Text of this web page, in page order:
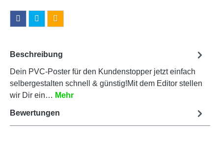
Beschreibung
Dein PVC-Poster für den Kundenstopper jetzt einfach
selbergestalten schnell & günstig!Mit dem Editor stellen
wir Dir ein… Mehr
Bewertungen